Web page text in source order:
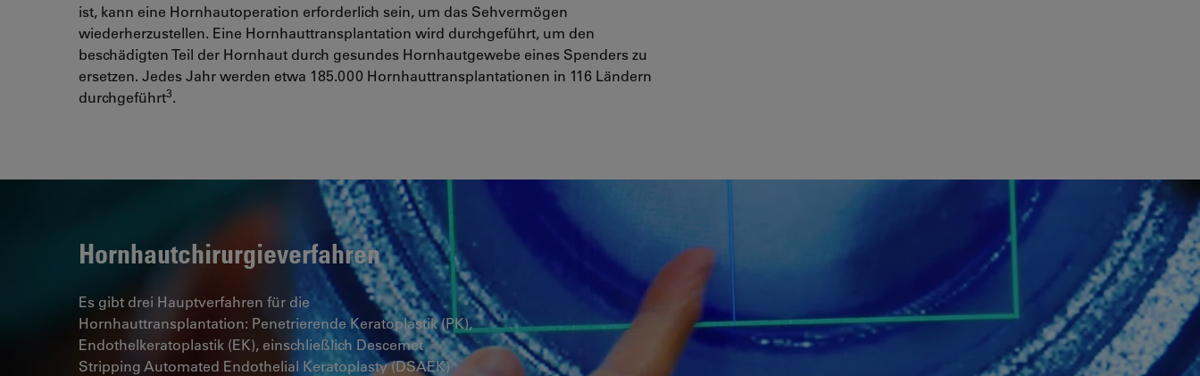
ist, kann eine Hornhautoperation erforderlich sein, um das Sehvermögen
wiederherzustellen. Eine Hornhauttransplantation wird durchgeführt, um den
beschädigten Teil der Hornhaut durch gesundes Hornhautgewebe eines Spenders zu
ersetzen. Jedes Jahr werden etwa 185.000 Hornhauttransplantationen in 116 Ländern
durchgeführt3.
Hornhautchirurgieverfahren
Es gibt drei Hauptverfahren für die
Hornhauttransplantation: Penetrierende Keratoplastik (PK),
Endothelkeratoplastik (EK), einschließlich Descemet
Stripping Automated Endothelial Keratoplasty (DSAEK)